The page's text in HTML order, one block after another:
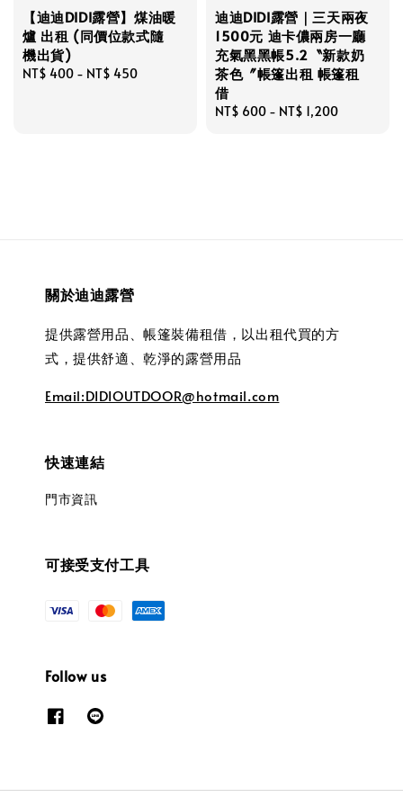
【迪迪DIDI露營】煤油暖
爐 出租 (同價位款式隨
機出貨)
Regular
NT$ 400 - NT$ 450
迪迪DIDI露營｜三天兩夜
1500元 迪卡儂兩房一廳
充氣黑黑帳5.2〝新款奶
茶色〞帳篷出租 帳篷租
借
Regular
NT$ 600 - NT$ 1,200
關於迪迪露營
提供露營用品、帳篷裝備租借，以出租代買的方
式，提供舒適、乾淨的露營用品
Email:DIDIOUTDOOR@hotmail.com
快速連結
門市資訊
可接受支付工具
Follow us